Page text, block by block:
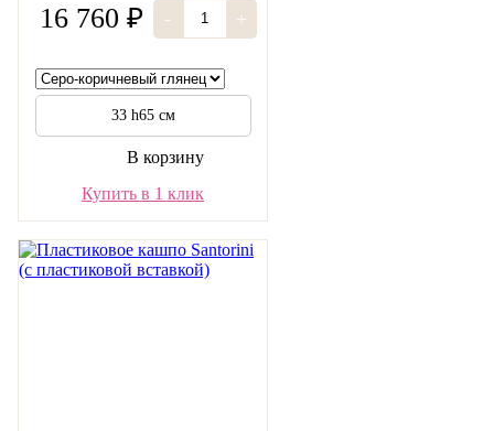
16 760 ₽ - +
33 h65 см
В корзину
Купить в 1 клик